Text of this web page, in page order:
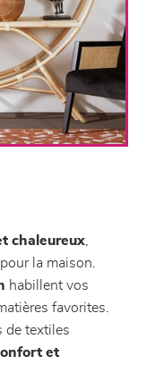
chaleureux
la maison.
habillent vos
favorites.
de textiles
et